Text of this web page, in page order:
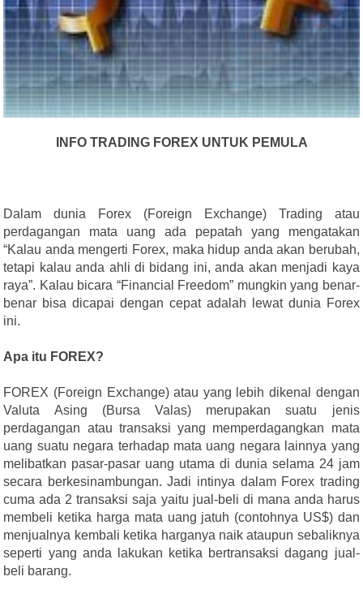
INFO TRADING FOREX UNTUK PEMULA
Dalam dunia Forex (Foreign Exchange) Trading atau
perdagangan mata uang ada pepatah yang mengatakan
“Kalau anda mengerti Forex, maka hidup anda akan berubah,
tetapi kalau anda ahli di bidang ini, anda akan menjadi kaya
raya”. Kalau bicara “Financial Freedom” mungkin yang benar-
benar bisa dicapai dengan cepat adalah lewat dunia Forex
ini.
Apa itu FOREX?
FOREX (Foreign Exchange) atau yang lebih dikenal dengan
Valuta Asing (Bursa Valas) merupakan suatu jenis
perdagangan atau transaksi yang memperdagangkan mata
uang suatu negara terhadap mata uang negara lainnya yang
melibatkan pasar-pasar uang utama di dunia selama 24 jam
secara berkesinambungan. Jadi intinya dalam Forex trading
cuma ada 2 transaksi saja yaitu jual-beli di mana anda harus
membeli ketika harga mata uang jatuh (contohnya US$) dan
menjualnya kembali ketika harganya naik ataupun sebaliknya
seperti yang anda lakukan ketika bertransaksi dagang jual-
beli barang.